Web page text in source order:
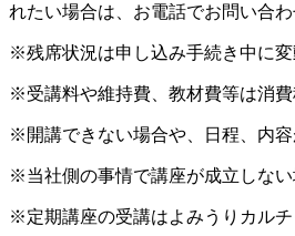
れたい場合は、お電話でお問い合わ
※残席状況は申し込み手続き中に変
※受講料や維持費、教材費等は消
※開講できない場合や、日程、内容
※当社側の事情で講座が成立しな
※定期講座の受講はよみうりカル